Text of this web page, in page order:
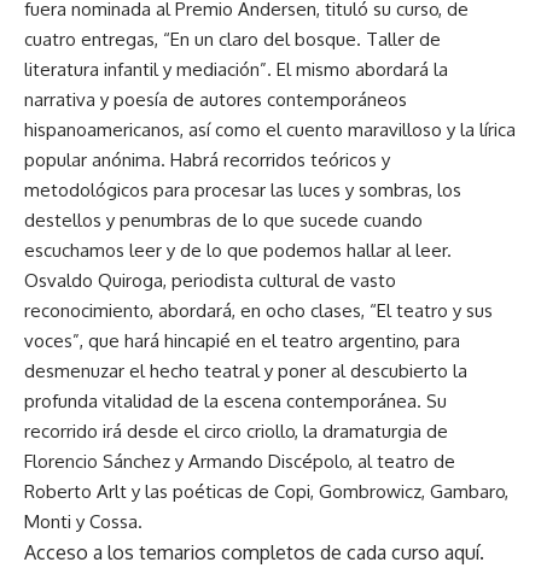
fuera nominada al Premio Andersen, tituló su curso, de
cuatro entregas, “En un claro del bosque. Taller de
literatura infantil y mediación”. El mismo abordará la
narrativa y poesía de autores contemporáneos
hispanoamericanos, así como el cuento maravilloso y la lírica
popular anónima. Habrá recorridos teóricos y
metodológicos para procesar las luces y sombras, los
destellos y penumbras de lo que sucede cuando
escuchamos leer y de lo que podemos hallar al leer.
Osvaldo Quiroga, periodista cultural de vasto
reconocimiento, abordará, en ocho clases, “El teatro y sus
voces”, que hará hincapié en el teatro argentino, para
desmenuzar el hecho teatral y poner al descubierto la
profunda vitalidad de la escena contemporánea. Su
recorrido irá desde el circo criollo, la dramaturgia de
Florencio Sánchez y Armando Discépolo, al teatro de
Roberto Arlt y las poéticas de Copi, Gombrowicz, Gambaro,
Monti y Cossa.
Acceso a los temarios completos de cada curso aquí.